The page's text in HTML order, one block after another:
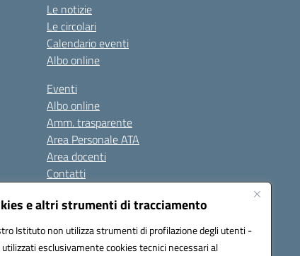
e altri strumenti di tracciamento
Istituto non utilizza strumenti di profilazione degli utenti -
esclusivamente cookies tecnici necessari al
Le notizie
Le circolari
Calendario eventi
Albo online
Eventi
Albo online
Amm. trasparente
Area Personale ATA
Area docenti
Contatti